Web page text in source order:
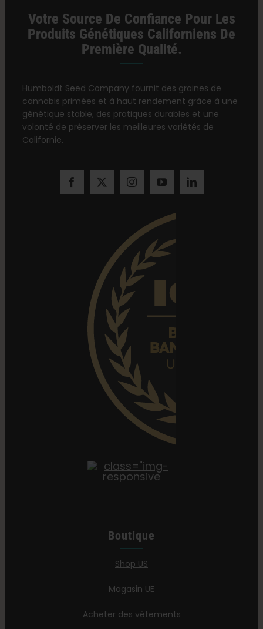
Votre Source De Confiance Pour Les
Produits Génétiques Californiens De
Première Qualité.
Humboldt Seed Company fournit des graines de
cannabis primées et à haut rendement grâce à une
génétique stable, des pratiques durables et une
volonté de préserver les meilleures variétés de
Californie.
Boutique
Shop US
Magasin UE
Acheter des vêtements